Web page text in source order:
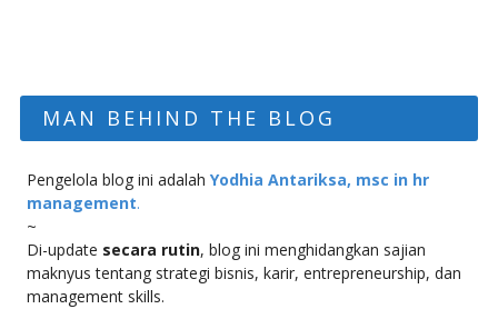
MAN BEHIND THE BLOG
Pengelola blog ini adalah Yodhia Antariksa, msc in hr
management.
~
Di-update secara rutin, blog ini menghidangkan sajian
maknyus tentang strategi bisnis, karir, entrepreneurship, dan
management skills.